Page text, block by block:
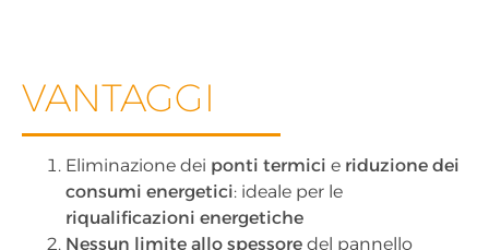
VANTAGGI
Eliminazione dei ponti termici e riduzione dei
consumi energetici: ideale per le
riqualificazioni energetiche
Nessun limite allo spessore del pannello